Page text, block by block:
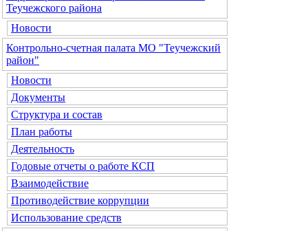
Теучежского района
Новости
Контрольно-счетная палата МО "Теучежский
район"
Новости
Документы
Структура и состав
План работы
Деятельность
Годовые отчеты о работе КСП
Взаимодействие
Противодействие коррупции
Использование средств